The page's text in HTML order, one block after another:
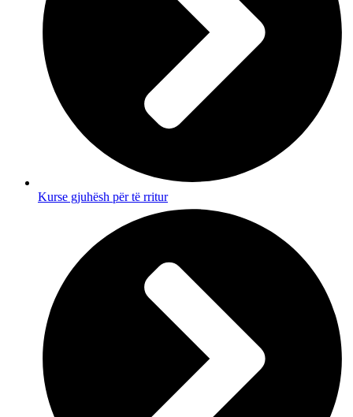
Kurse gjuhësh për të rritur